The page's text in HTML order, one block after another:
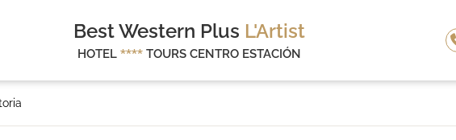
Best Western Plus L'Artist
HOTEL ****TOURS CENTRO ESTACIÓN